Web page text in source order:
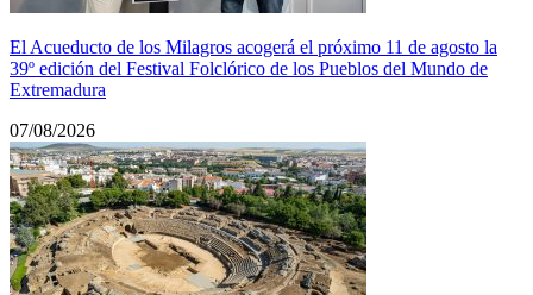
El Acueducto de los Milagros acogerá el próximo 11 de agosto la
39º edición del Festival Folclórico de los Pueblos del Mundo de
Extremadura
07/08/2026